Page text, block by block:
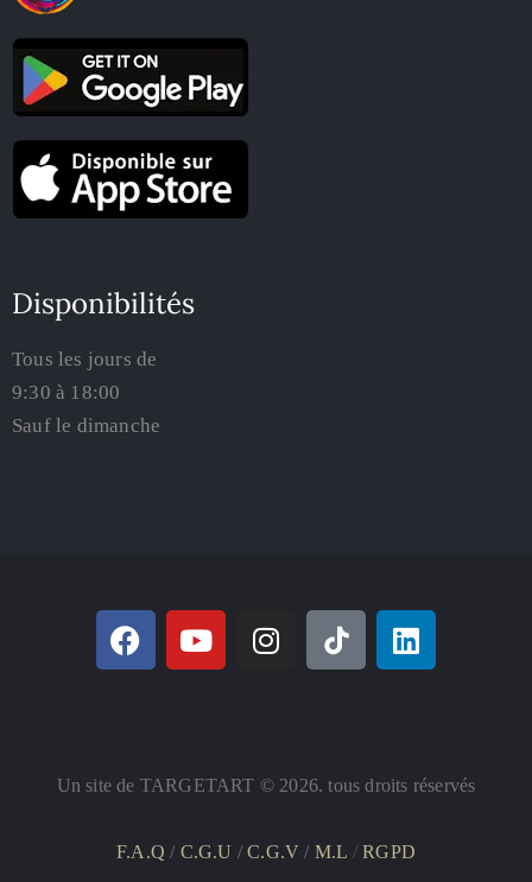
Disponibilités
Tous les jours de
9:30 à 18:00
Sauf le dimanche
Un site de TARGETART © 2026. tous droits réservés
F.A.Q / C.G.U /C.G.V/ M.L /RGPD